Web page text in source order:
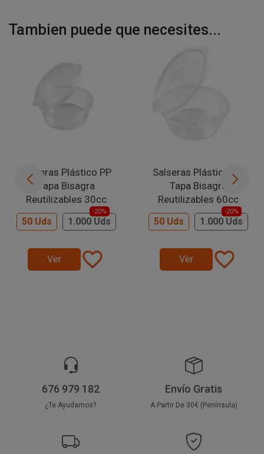
Tambien puede que necesites...
Salseras Plástico PP
Tapa Bisagra
Reutilizables 30cc
50 Uds 1.000 Uds
-20%
Ver favorite_border
Salseras Plástico PP
Tapa Bisagra
Reutilizables 60cc
50 Uds 1.000 Uds
-20%
Ver favorite_border
676 979 182
¿Te Ayudamos?
Envío Gratis
A Partir De 30€ (Península)